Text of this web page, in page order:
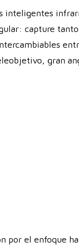
inteligentes
capture
gran
por el enfoque